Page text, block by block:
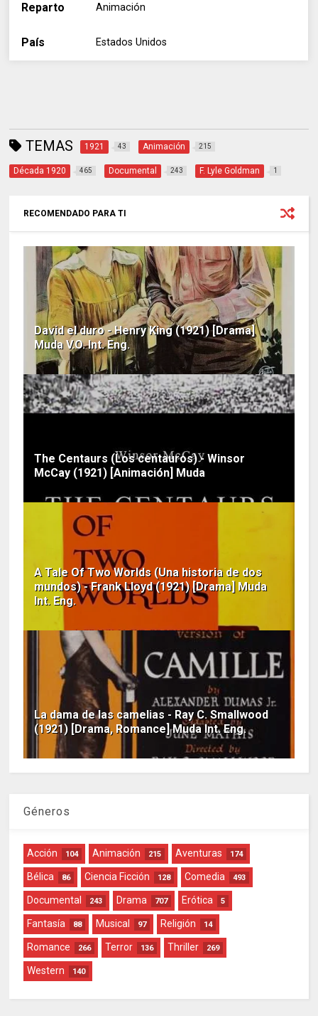
Reparto Animación
País Estados Unidos
TEMAS 1921 43 Animación 215
Década 1920 465 Documental 243 F. Lyle Goldman 1
RECOMENDADO PARA TI
David el duro - Henry King (1921) [Drama]
Muda V.O. Int. Eng.
The Centaurs (Los centauros) - Winsor
McCay (1921) [Animación] Muda
A Tale Of Two Worlds (Una historia de dos
mundos) - Frank Lloyd (1921) [Drama] Muda
Int. Eng.
La dama de las camelias - Ray C. Smallwood
(1921) [Drama, Romance] Muda Int. Eng.
Géneros
Acción 104 Animación 215 Aventuras 174
Bélica 86 Ciencia Ficción 128 Comedia 493
Documental 243 Drama 707 Erótica 5
Fantasía 88 Musical 97 Religión 14
Romance 266 Terror 136 Thriller 269
Western 140